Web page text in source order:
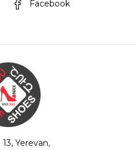
Facebook
Yerevan,